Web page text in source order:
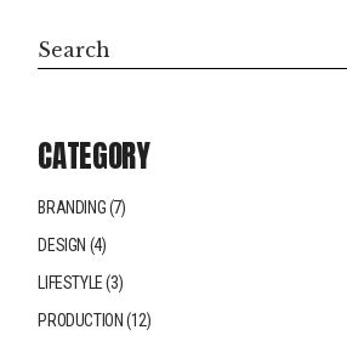
Search
CATEGORY
BRANDING(7)
DESIGN (4)
LIFESTYLE(3)
PRODUCTION (12)